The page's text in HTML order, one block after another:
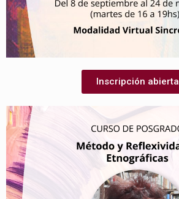
Inscripción abierta